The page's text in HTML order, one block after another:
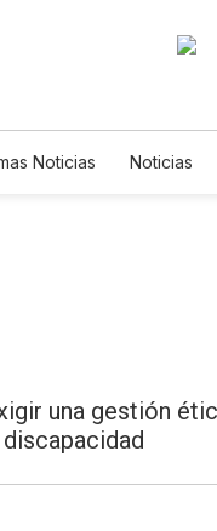
Noticias Noticias
una gestión